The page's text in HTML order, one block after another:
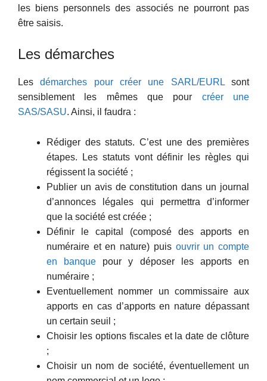
les biens personnels des associés ne pourront pas
être saisis.
Les démarches
Lesdémarches pour créer une SARL/EURLsont
sensiblement les mêmes que pour créer une
SAS/SASU. Ainsi, il faudra :
Rédiger des statuts. C’est une des premières
étapes. Les statuts vont définir les règles qui
régissent la société ;
Publier un avis de constitution dans un journal
d’annonces légales qui permettra d’informer
que la société est créée ;
Définir le capital (composé des apports en
numéraire et en nature) puis ouvrir un compte
en banque pour y déposer les apports en
numéraire ;
Eventuellement nommer un commissaire aux
apports en cas d’apports en nature dépassant
un certain seuil ;
Choisir les options fiscales et la date de clôture
;
Choisir un nom de société, éventuellement un